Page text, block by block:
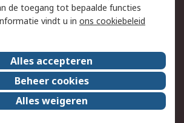
Over ons
Werken bij RS
de toegang tot bepaalde functies
vindt u in ons cookiebeleid
Alles accepteren
Beheer cookies
Alles weigeren